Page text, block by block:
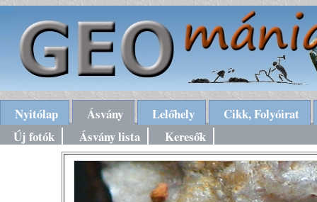
Nyitólap Ásvány Lelőhely
Cikk, Folyóirat
Új fotók
Ásvány lista Keresők